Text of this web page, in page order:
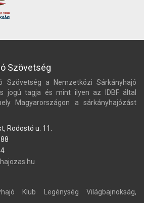
Szövetség
Szövetség a Nemzetközi Sárkányhajó
jogú tagja és mint ilyen az IDBF által
Magyarországon a sárkányhajózást
Rodostó u. 11.
Klub Legénység Világbajnokság,